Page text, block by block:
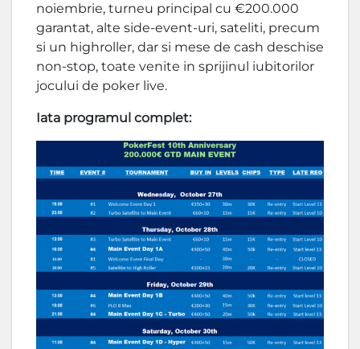
noiembrie, turneu principal cu €200.000
garantat, alte side-event-uri, sateliti, precum
si un highroller, dar si mese de cash deschise
non-stop, toate venite in sprijinul iubitorilor
jocului de poker live.
Iata programul complet: